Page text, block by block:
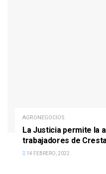
AGRONEGOCIOS
La Justicia permite la
trabajadores de
14 FEBRERO, 2022